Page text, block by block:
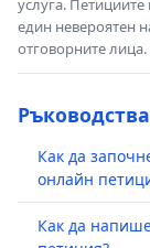
услуга.
един невероятен
отговорните лица.
Ръководства
Как да
онлайн
Как да